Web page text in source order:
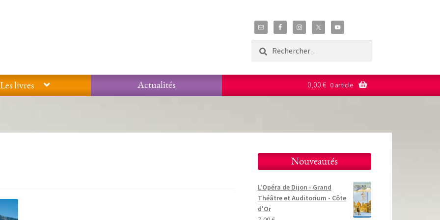
Les livres
Actualités
0,00 € 0 article
Nouveautés
L'Opéra de Dijon - Grand
Théâtre et Auditorium - Côte
d'Or